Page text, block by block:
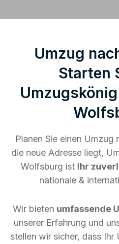
Umzug
Starten
Planen Sie einen Umzug
die neue Adresse liegt,
Wolfsburg ist Ihr
nationale &
Wir bieten umfassende
unserer Erfahrung und
stellen wir sicher, dass Ihr